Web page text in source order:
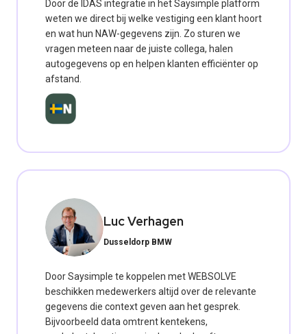
Door de IDAS integratie in het Saysimple platform
weten we direct bij welke vestiging een klant hoort
en wat hun NAW-gegevens zijn. Zo sturen we
vragen meteen naar de juiste collega, halen
autogegevens op en helpen klanten efficiënter op
afstand.
Luc Verhagen
Dusseldorp BMW
Door Saysimple te koppelen met WEBSOLVE
beschikken medewerkers altijd over de relevante
gegevens die context geven aan het gesprek.
Bijvoorbeeld data omtrent kentekens,